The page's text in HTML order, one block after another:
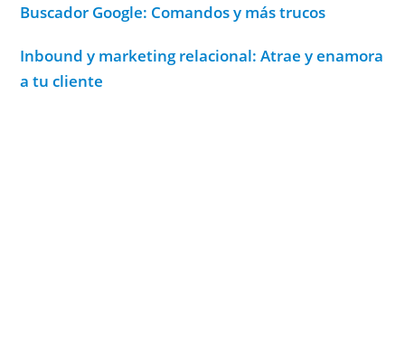
Buscador Google: Comandos y más trucos
Inbound y marketing relacional: Atrae y enamora
a tu cliente